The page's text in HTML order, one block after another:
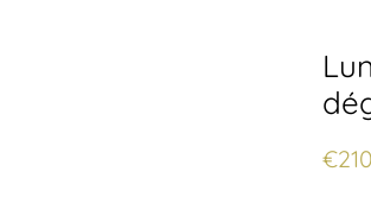
Prix